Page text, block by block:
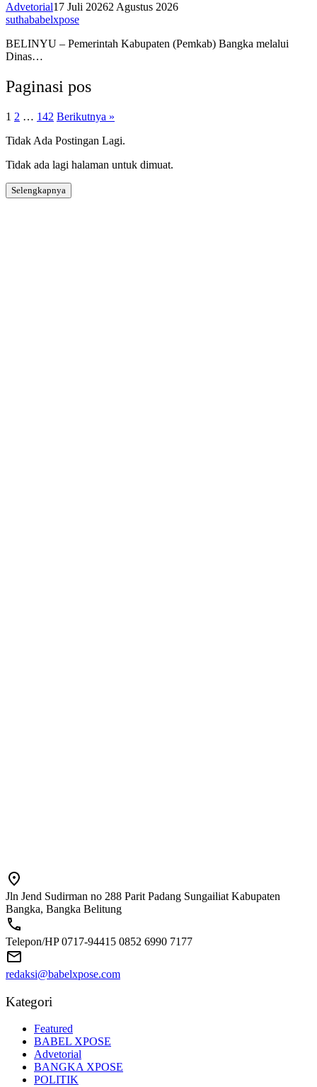
Advetorial17 Juli 20262 Agustus 2026
suthababelxpose
BELINYU – Pemerintah Kabupaten (Pemkab) Bangka melalui
Dinas…
Paginasi pos
1 2 … 142 Berikutnya »
Tidak Ada Postingan Lagi.
Tidak ada lagi halaman untuk dimuat.
Selengkapnya
Jln Jend Sudirman no 288 Parit Padang Sungailiat Kabupaten
Bangka, Bangka Belitung
Telepon/HP 0717-94415 0852 6990 7177
redaksi@babelxpose.com
Kategori
Featured
BABEL XPOSE
Advetorial
BANGKA XPOSE
POLITIK